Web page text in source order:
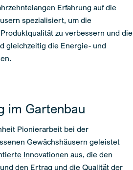
Erfahrung auf die
spezialisiert, um die
zu verbessern und die
gleichzeitig die Energie- und
im Gartenbau
Pionierarbeit bei der
Gewächshäusern geleistet
Innovationen aus, die den
den Ertrag und die Qualität der